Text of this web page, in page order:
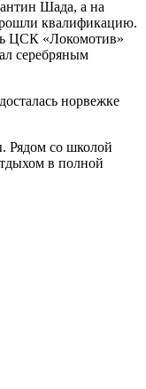
Шада, а на
квалификацию.
ЦСК «Локомотив»
серебряным
норвежке
Рядом со школой
в полной